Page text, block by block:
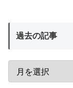
過去の記事